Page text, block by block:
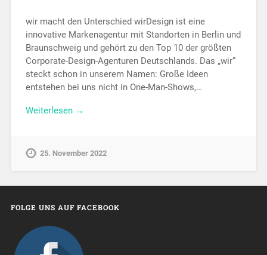
wir macht den Unterschied wirDesign ist eine
innovative Markenagentur mit Standorten in Berlin und
Braunschweig und gehört zu den Top 10 der größten
Corporate-Design-Agenturen Deutschlands. Das „wir“
steckt schon in unserem Namen: Große Ideen
entstehen bei uns nicht in One-Man-Shows,…
Weiterlesen →
25. November 2022
FOLGE UNS AUF FACEBOOK